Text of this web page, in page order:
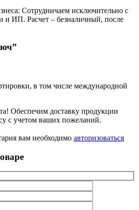
Сотрудничаем исключительно с
и ИП. Расчет – безналичный, после
в том числе международной
Обеспечим доставку продукции
с учетом ваших пожеланий.
вам необходимо авторизоваться